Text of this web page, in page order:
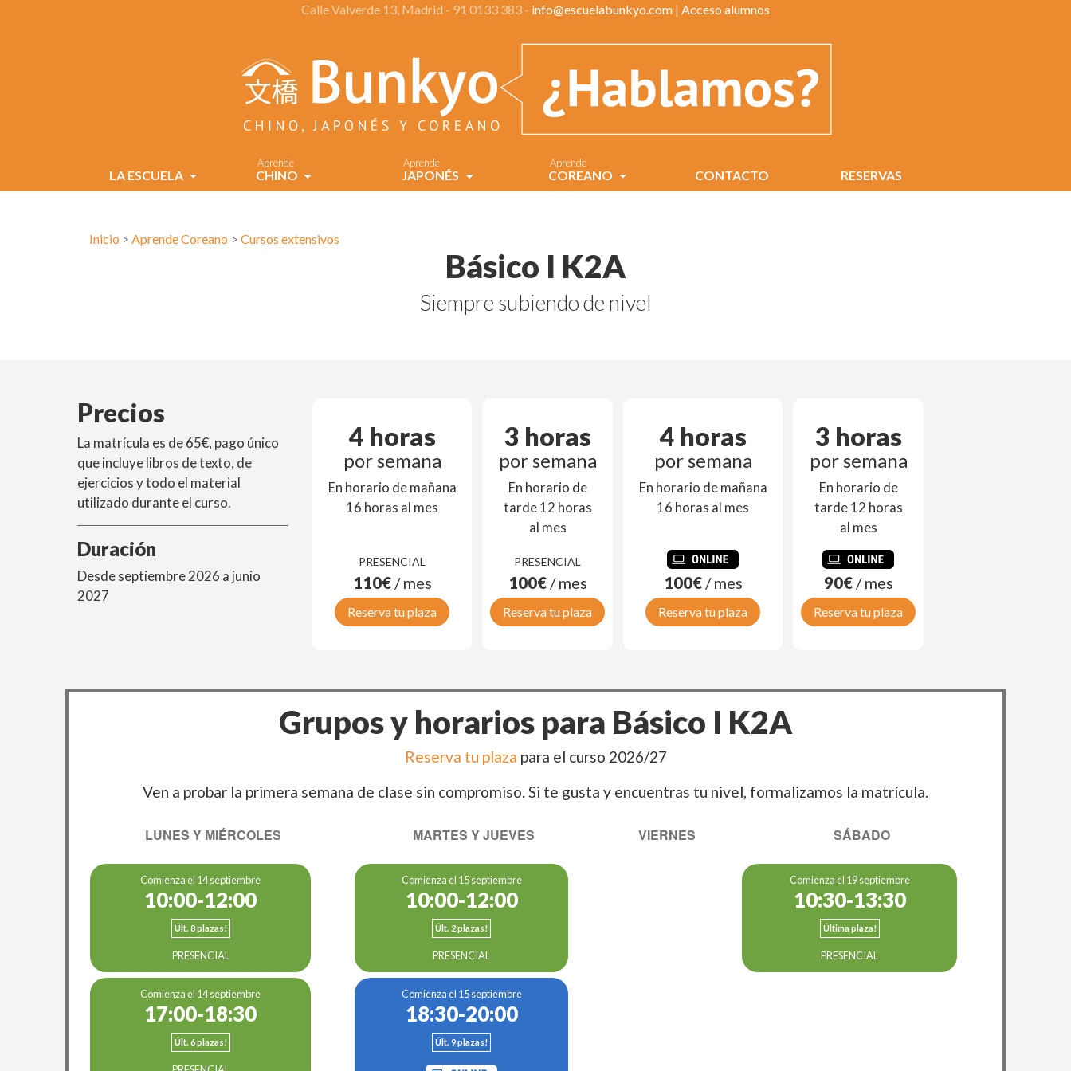
Calle Valverde 13, Madrid - 91 0133 383 - info@escuelabunkyo.com | Acceso alumnos
LA ESCUELA
Aprende
CHINO
Aprende
JAPONÉS
Aprende
COREANO CONTACTO RESERVAS
Inicio Aprende Coreano Cursos extensivos
Básico I K2A
Siempre subiendo de nivel
Precios
La matrícula es de 65€, pago único
que incluye libros de texto, de
ejercicios y todo el material
utilizado durante el curso.
Duración
Desde septiembre 2026 a junio
2027
4 horas
por semana
En horario de mañana
16 horas al mes
PRESENCIAL
110€/ mes
Reserva tu plaza
3 horas
por semana
En horario de
tarde 12 horas
al mes
PRESENCIAL
100€/ mes
Reserva tu plaza
4 horas
por semana
En horario de mañana
16 horas al mes
100€/ mes
Reserva tu plaza
3 horas
por semana
En horario de
tarde 12 horas
al mes
90€/ mes
Reserva tu plaza
Grupos y horarios para Básico I K2A
Reserva tu plaza para el curso 2026/27
Ven a probar la primera semana de clase sin compromiso. Si te gusta y encuentras tu nivel, formalizamos la matrícula.
LUNES Y MIÉRCOLES MARTES Y JUEVES VIERNES SÁBADO
Comienza el 14 septiembre
10:00-12:00
Últ. 8 plazas!
PRESENCIAL
Comienza el 14 septiembre
17:00-18:30
Últ. 6 plazas!
Comienza el 15 septiembre
10:00-12:00
Últ. 2 plazas!
PRESENCIAL
Comienza el 15 septiembre
18:30-20:00
Últ. 9 plazas!
Comienza el 19 septiembre
10:30-13:30
Última plaza!
PRESENCIAL